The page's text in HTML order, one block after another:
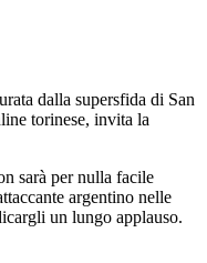
dalla supersfida di San
torinese, invita la
sarà per nulla facile
argentino nelle
un lungo applauso.